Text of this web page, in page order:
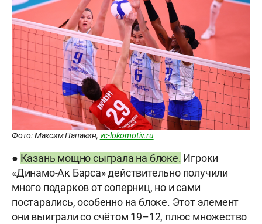
Фото: Максим Папакин, vc-lokomotiv.ru
● Казань мощно сыграла на блоке. Игроки
«Динамо-Ак Барса» действительно получили
много подарков от соперниц, но и сами
постарались, особенно на блоке. Этот элемент
они выиграли со счётом 19–12, плюс множество